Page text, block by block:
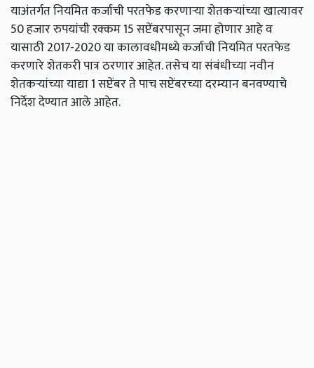
याअंतर्गत नियमित कर्जाची परतफेड करणाऱ्या शेतकऱ्यांच्या खात्यावर
50 हजार रुपयांची रक्कम 15 सप्टेंबरपासून जमा होणार आहे व
यासाठी 2017-2020 या कालावधीमध्ये कर्जाची नियमित परतफेड
करणारे शेतकरी पात्र ठरणार आहेत. तसेच या संबंधीच्या नवीन
शेतकऱ्यांच्या याद्या 1 सप्टेंबर ते पाच सप्टेंबरच्या दरम्यान बनवण्याचे
निर्देश देण्यात आले आहेत.